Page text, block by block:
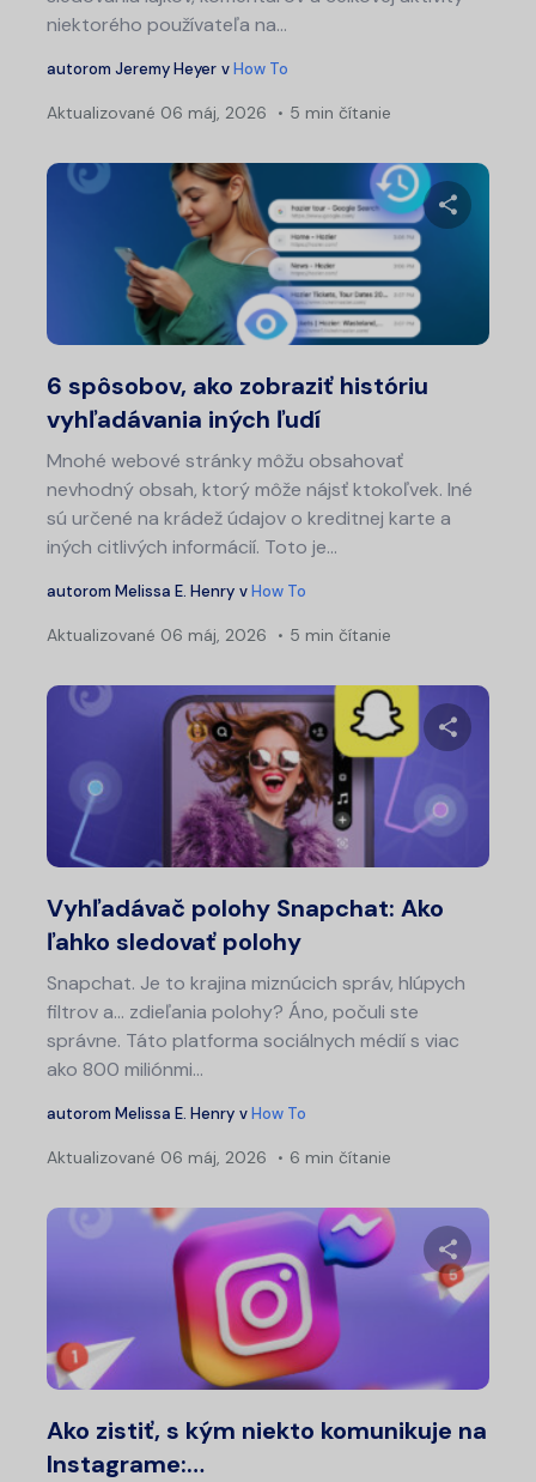
niektorého používateľa na...
autorom Jeremy Heyer vHow To
Aktualizované 06 máj, 2026 5 min čítanie
6 spôsobov, ako zobraziť históriu
vyhľadávania iných ľudí
Mnohé webové stránky môžu obsahovať
nevhodný obsah, ktorý môže nájsť ktokoľvek. Iné
sú určené na krádež údajov o kreditnej karte a
iných citlivých informácií. Toto je...
autorom Melissa E. Henry vHow To
Aktualizované 06 máj, 2026 5 min čítanie
Vyhľadávač polohy Snapchat: Ako
ľahko sledovať polohy
Snapchat. Je to krajina miznúcich správ, hlúpych
filtrov a... zdieľania polohy? Áno, počuli ste
správne. Táto platforma sociálnych médií s viac
ako 800 miliónmi...
autorom Melissa E. Henry vHow To
Aktualizované 06 máj, 2026 6 min čítanie
Ako zistiť, s kým niekto komunikuje na
Instagrame:…
v